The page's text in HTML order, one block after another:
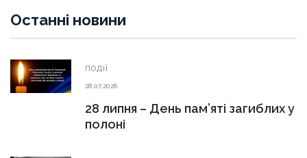
Останні новини
ПОДІЇ
28.07.2026
28 липня – День пам’яті загиблих у
полоні